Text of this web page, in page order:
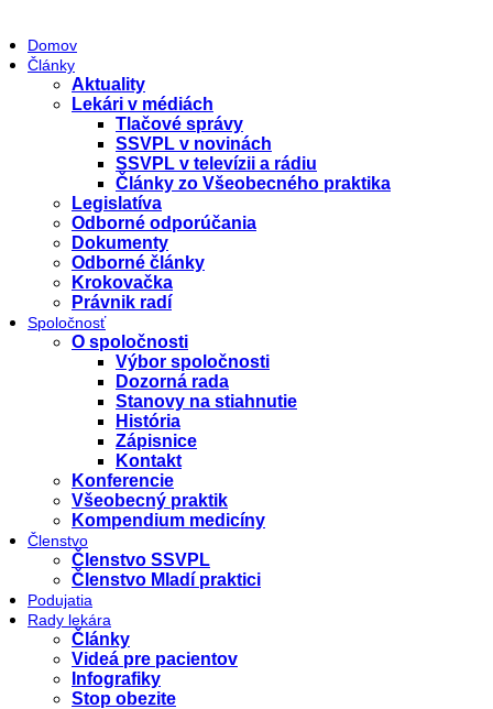
Domov
Články
Aktuality
Lekári v médiách
Tlačové správy
SSVPL v novinách
SSVPL v televízii a rádiu
Články zo Všeobecného praktika
Legislatíva
Odborné odporúčania
Dokumenty
Odborné články
Krokovačka
Právnik radí
Spoločnosť
O spoločnosti
Výbor spoločnosti
Dozorná rada
Stanovy na stiahnutie
História
Zápisnice
Kontakt
Konferencie
Všeobecný praktik
Kompendium medicíny
Členstvo
Členstvo SSVPL
Členstvo Mladí praktici
Podujatia
Rady lekára
Články
Videá pre pacientov
Infografiky
Stop obezite